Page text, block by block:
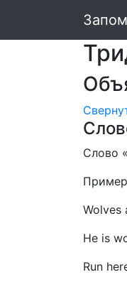
Слово
Wolves
Не is
Run